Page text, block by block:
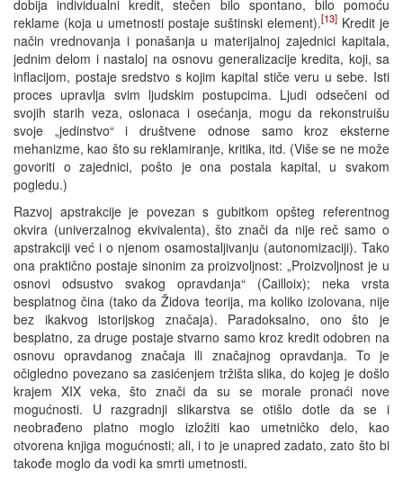
dobija individualni kredit, stečen bilo spontano, bilo pomoću
reklame (koja u umetnosti postaje suštinski element).[13] Kredit je
način vrednovanja i ponašanja u materijalnoj zajednici kapitala,
jednim delom i nastaloj na osnovu generalizacije kredita, koji, sa
inflacijom, postaje sredstvo s kojim kapital stiče veru u sebe. Isti
proces upravlja svim ljudskim postupcima. Ljudi odsečeni od
svojih starih veza, oslonaca i osećanja, mogu da rekonstruišu
svoje „jedinstvo“ i društvene odnose samo kroz eksterne
mehanizme, kao što su reklamiranje, kritika, itd. (Više se ne može
govoriti o zajednici, pošto je ona postala kapital, u svakom
pogledu.)
Razvoj apstrakcije je povezan s gubitkom opšteg referentnog
okvira (univerzalnog ekvivalenta), što znači da nije reč samo o
apstrakciji već i o njenom osamostaljivanju (autonomizaciji). Tako
ona praktično postaje sinonim za proizvoljnost: „Proizvoljnost je u
osnovi odsustvo svakog opravdanja“ (Cailloix); neka vrsta
besplatnog čina (tako da Židova teorija, ma koliko izolovana, nije
bez ikakvog istorijskog značaja). Paradoksalno, ono što je
besplatno, za druge postaje stvarno samo kroz kredit odobren na
osnovu opravdanog značaja ili značajnog opravdanja. To je
očigledno povezano sa zasićenjem tržišta slika, do kojeg je došlo
krajem XIX veka, što znači da su se morale pronaći nove
mogućnosti. U razgradnji slikarstva se otišlo dotle da se i
neobrađeno platno moglo izložiti kao umetničko delo, kao
otvorena knjiga mogućnosti; ali, i to je unapred zadato, zato što bi
takođe moglo da vodi ka smrti umetnosti.